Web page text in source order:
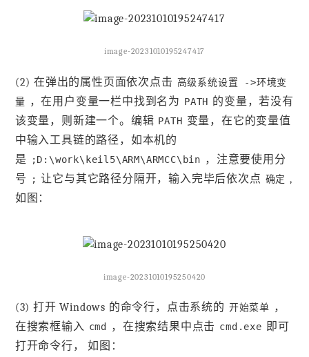
image-20231010195247417
(2) 在弹出的属性页面依次点击 高级系统设置 ->环境变
量 ，在用户变量一栏中找到名为 PATH 的变量，若没有
该变量，则新建一个。编辑 PATH 变量，在它的变量值
中输入工具链的路径，如本机的
是
;D:\work\keil5\ARM\ARMCC\bin ，注意要使用分
号
; 让它与其它路径分隔开，输入完毕后依次点 确定 ,
如图：
image-20231010195250420
(3) 打开 Windows 的命令行，点击系统的 开始菜单 ，
在搜索框输入 cmd ，在搜索结果中点击 cmd.exe 即可
打开命令行， 如图：